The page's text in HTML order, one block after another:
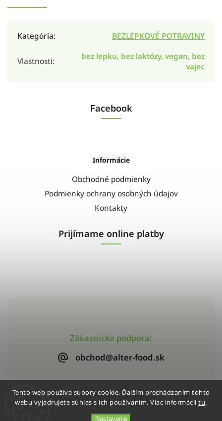
Tento web používa súbory cookie. Ďalším prechádzaním tohto
webu vyjadrujete súhlas s ich používaním. Viac informáciítu.
Nastavenie
Kategória: BEZLEPKOVÉ POTRAVINY
Vlastnosti:
bez lepku, bez laktózy, vegan, bez
vajec
Zákaznícka podpora:
obchod@alter-food.sk
Facebook
Informácie
Obchodné podmienky
Podmienky ochrany osobných údajov
Kontakty
Prijímame online platby
Copyright 2026Alter-Food. Všetky práva vyhradené.
VytvořilShoptet| Design